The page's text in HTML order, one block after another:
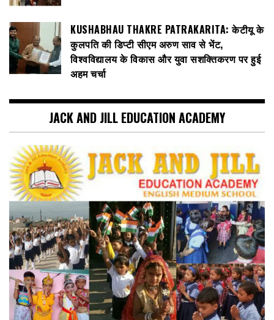
KUSHABHAU THAKRE PATRAKARITA: केटीयू के
कुलपति की डिप्टी सीएम अरुण साव से भेंट,
विश्वविद्यालय के विकास और युवा सशक्तिकरण पर हुई
अहम चर्चा
JACK AND JILL EDUCATION ACADEMY